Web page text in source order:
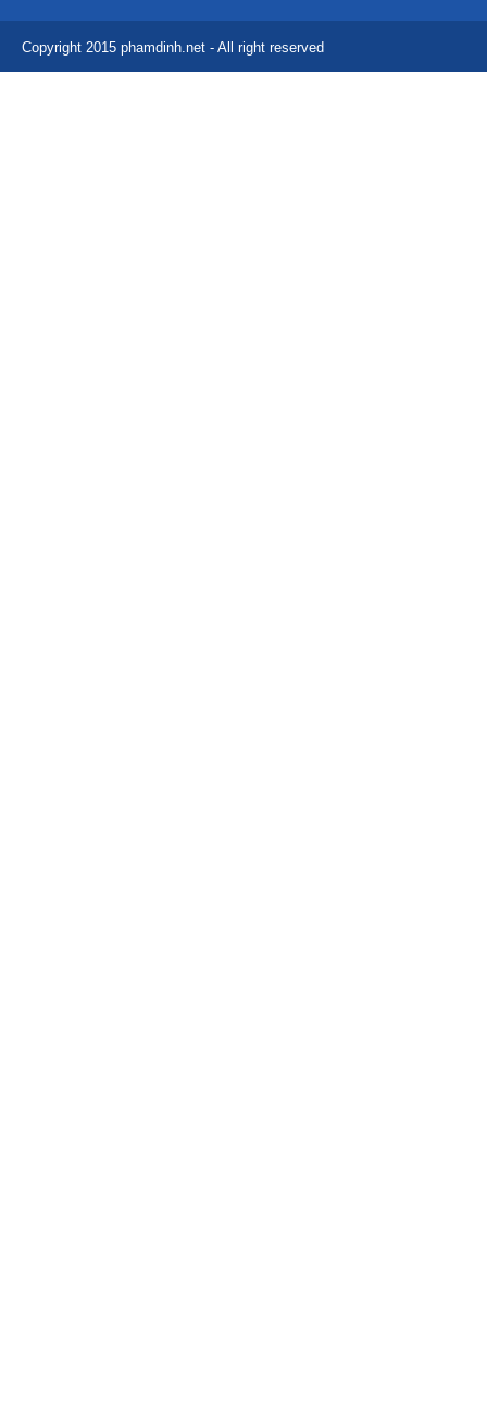
Copyright 2015 phamdinh.net - All right reserved